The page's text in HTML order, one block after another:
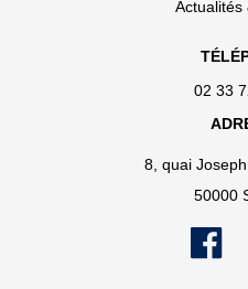
Actualités
02 33
8, quai
50000